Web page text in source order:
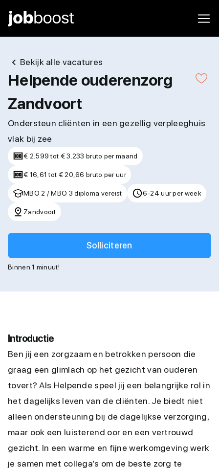
Bekijk alle vacatures
Helpende ouderenzorg
Zandvoort
Ondersteun cliënten in een gezellig verpleeghuis
vlak bij zee
€ 2.599 tot € 3.233 bruto per maand
€ 16,61 tot € 20,66 bruto per uur
MBO 2 / MBO 3 diploma vereist 6-24 uur per week
Zandvoort
Solliciteren
Binnen 1 minuut!
Introductie
Ben jij een zorgzaam en betrokken persoon die
graag een glimlach op het gezicht van ouderen
tovert? Als Helpende speel jij een belangrijke rol in
het dagelijks leven van de cliënten. Je biedt niet
alleen ondersteuning bij de dagelijkse verzorging,
maar ook een luisterend oor en een vertrouwd
gezicht. In een warme en fijne werkomgeving werk
je samen met collega’s om de beste zorg te